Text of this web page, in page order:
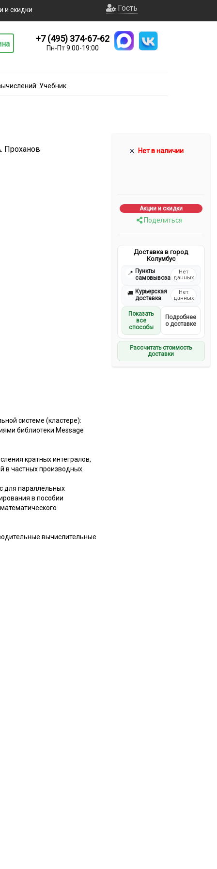
и скидки Гость
+7 (495) 374-67-62
Пн-Пт 9:00-19:00
Учебник
Нет в наличии
Акции и скидки
Поделиться
Доставка в город
Колумбус
📍 Пункты
самовывоза
Нет
данных
🚚 Курьерская
доставка
Нет
данных
Показать
все
способы
Подробнее
о доставке
Рассчитать стоимость
доставки
Проханов
системе (кластере):
библиотеки Message
кратных интегралов,
в частных производных.
для параллельных
в пособии
вычислительные